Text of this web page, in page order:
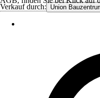
Verkauf durch: Union